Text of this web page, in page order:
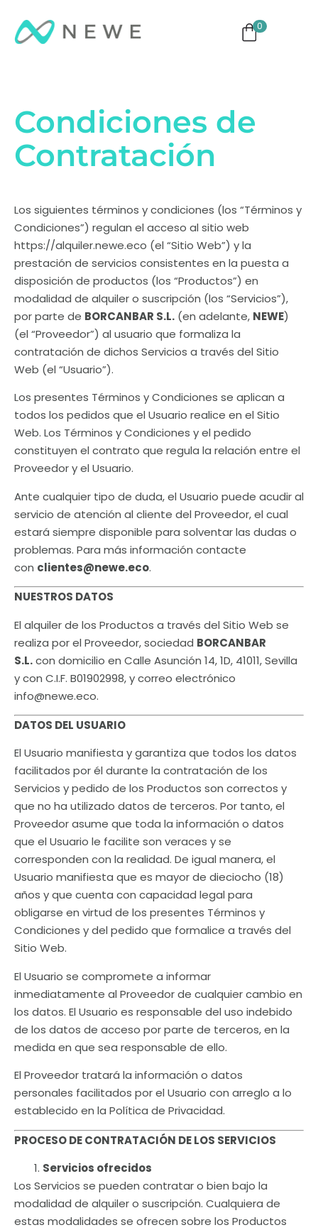
0
Condiciones de
Contratación
Los siguientes términos y condiciones (los “Términos y
Condiciones”) regulan el acceso al sitio web
https://alquiler.newe.eco (el “Sitio Web”) y la
prestación de servicios consistentes en la puesta a
disposición de productos (los “Productos”) en
modalidad de alquiler o suscripción (los “Servicios”),
por parte de BORCANBAR S.L. (en adelante, NEWE)
(el “Proveedor”) al usuario que formaliza la
contratación de dichos Servicios a través del Sitio
Web (el “Usuario”).
Los presentes Términos y Condiciones se aplican a
todos los pedidos que el Usuario realice en el Sitio
Web. Los Términos y Condiciones y el pedido
constituyen el contrato que regula la relación entre el
Proveedor y el Usuario.
Ante cualquier tipo de duda, el Usuario puede acudir al
servicio de atención al cliente del Proveedor, el cual
estará siempre disponible para solventar las dudas o
problemas. Para más información contacte
con clientes@newe.eco.
NUESTROS DATOS
El alquiler de los Productos a través del Sitio Web se
realiza por el Proveedor, sociedad BORCANBAR
S.L.con domicilio en Calle Asunción 14, 1D, 41011, Sevilla
y con C.I.F. B01902998, y correo electrónico
info@newe.eco.
DATOS DEL USUARIO
El Usuario manifiesta y garantiza que todos los datos
facilitados por él durante la contratación de los
Servicios y pedido de los Productos son correctos y
que no ha utilizado datos de terceros. Por tanto, el
Proveedor asume que toda la información o datos
que el Usuario le facilite son veraces y se
corresponden con la realidad. De igual manera, el
Usuario manifiesta que es mayor de dieciocho (18)
años y que cuenta con capacidad legal para
obligarse en virtud de los presentes Términos y
Condiciones y del pedido que formalice a través del
Sitio Web.
El Usuario se compromete a informar
inmediatamente al Proveedor de cualquier cambio en
los datos. El Usuario es responsable del uso indebido
de los datos de acceso por parte de terceros, en la
medida en que sea responsable de ello.
El Proveedor tratará la información o datos
personales facilitados por el Usuario con arreglo a lo
establecido en la Política de Privacidad.
PROCESO DE CONTRATACIÓN DE LOS SERVICIOS
Servicios ofrecidos
Los Servicios se pueden contratar o bien bajo la
modalidad de alquiler o suscripción. Cualquiera de
estas modalidades se ofrecen sobre los Productos